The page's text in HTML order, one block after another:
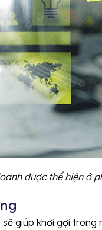
được thể hiện ở
giúp khơi gợi